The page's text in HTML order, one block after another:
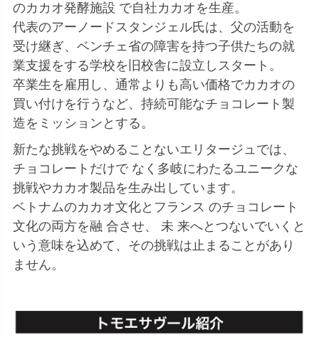
のカカオ発酵施設 で自社カカオを生産。
代表のアーノードスタンジェル氏は、父の活動を
受け継ぎ、ベンチェ省の障害を持つ子供たちの就
業支援をする学校を旧校舎に設立しスタート。
卒業生を雇用し、通常よりも高い価格でカカオの
買い付けを行うなど、持続可能なチョコレート製
造をミッションとする。
新たな挑戦をやめることないエリタージュでは、
チョコレートだけで なく多岐にわたるユニークな
挑戦やカカオ製品を生み出しています。
ベトナムのカカオ文化とフランス のチョコレート
文化の両方を融 合させ、 未 来へとつないでいくと
いう意味を込めて、その挑戦は止まることがあり
ません。